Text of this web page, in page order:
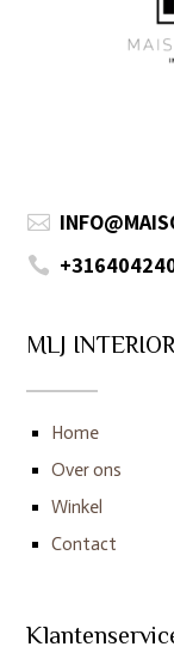


MLJ
Home
Over ons
Winkel
Contact